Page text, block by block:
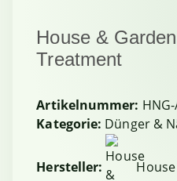
House &
Treatment
Artikelnummer:
Kategorie: Dünger &
Hersteller: